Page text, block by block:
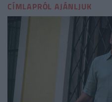
CÍMLAPRÓL AJÁNLJUK